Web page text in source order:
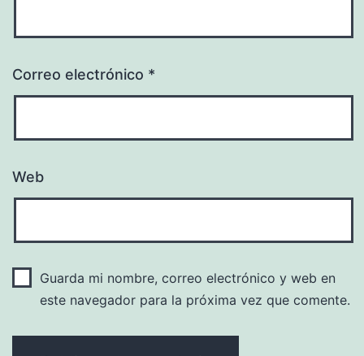
Correo electrónico *
Web
Guarda mi nombre, correo electrónico y web en
este navegador para la próxima vez que comente.